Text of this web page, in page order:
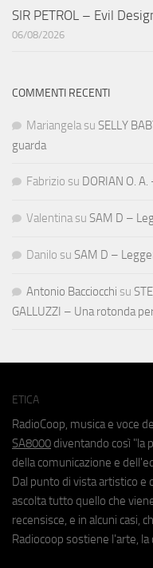
SIR PETROL – Evil
06/08/2026
COMMENTI RECENTI
Mariangela su SELLY
guarda
Fabrizio su DORIAN O. A.
Valentina su SAM D –
Danilo su SAM D –
Antonio Bacciocchi su
GALLUZZI – Una rotonda
ETICA
RadioCoop, musica e voce
SA8000 diventando così "la
della comunicazione e
Dal punto di vista artistico e
ascolta tutto quello che
recensisce, e in alcuni casi,
Radiocoop sostiene l'arte, la